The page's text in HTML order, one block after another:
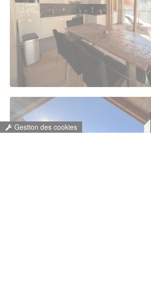
Gestion des cookies